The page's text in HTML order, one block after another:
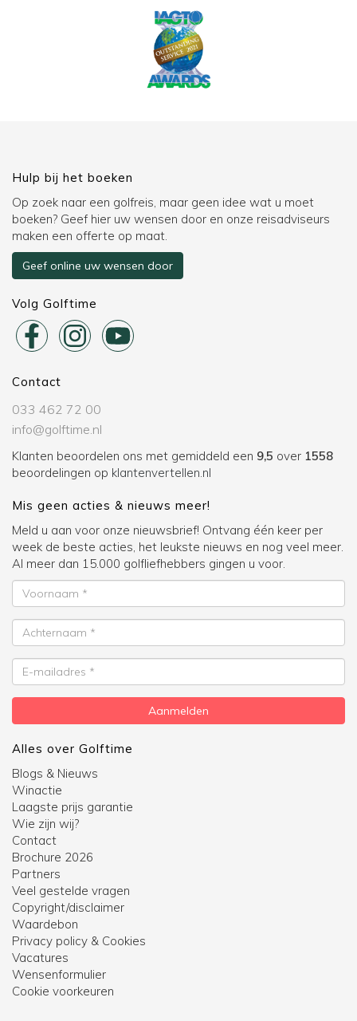
Hulp bij het boeken
Op zoek naar een golfreis, maar geen idee wat u moet
boeken? Geef hier uw wensen door en onze reisadviseurs
maken een offerte op maat.
Geef online uw wensen door
Volg Golftime
Contact
033 462 72 00
info@golftime.nl
Klanten beoordelen ons met gemiddeld een 9,5 over 1558
beoordelingen op klantenvertellen.nl
Mis geen acties & nieuws meer!
Meld u aan voor onze nieuwsbrief! Ontvang één keer per
week de beste acties, het leukste nieuws en nog veel meer.
Al meer dan 15.000 golfliefhebbers gingen u voor.
Voornaam
Achternaam
E-
mailadres
Aanmelden
Alles over Golftime
Blogs & Nieuws
Winactie
Laagste prijs garantie
Wie zijn wij?
Contact
Brochure 2026
Partners
Veel gestelde vragen
Copyright/disclaimer
Waardebon
Privacy policy & Cookies
Vacatures
Wensenformulier
Cookie voorkeuren